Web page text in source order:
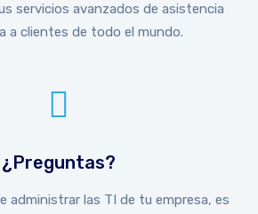
servicios avanzados de asistencia
a clientes de todo el mundo.
¿Preguntas?
administrar las TI de tu empresa, es